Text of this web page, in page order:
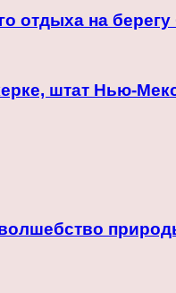
на берегу
штат Нью-